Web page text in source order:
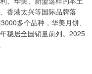
香港太兴等国际品牌落
多个品种，华美月饼、
稳居全国销量前列。2025